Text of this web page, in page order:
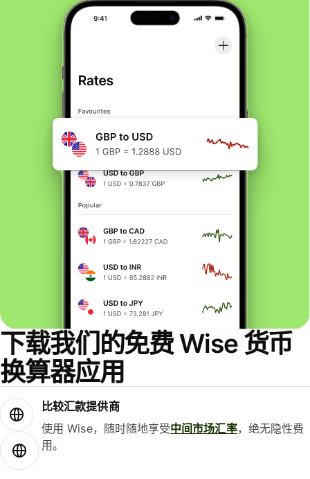
下载我们的免费 Wise 货币
换算器应用
比较汇款提供商
使用 Wise，随时随地享受中间市场汇率，绝无隐性费
用。